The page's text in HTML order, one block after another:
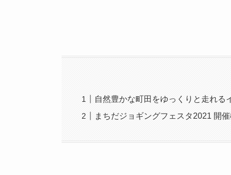
自然豊かな町田をゆっくりと走れる
まちだジョギングフェスタ2021 開